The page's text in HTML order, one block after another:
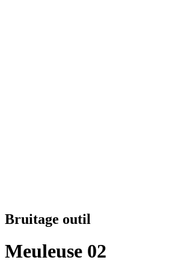
Bruitage outil
Meuleuse 02